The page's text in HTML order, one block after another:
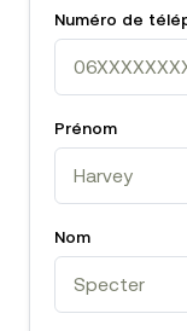
Numéro de
Prénom
Nom